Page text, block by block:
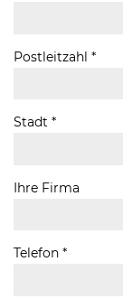
Postleitzahl *
Stadt *
Ihre Firma
Telefon *